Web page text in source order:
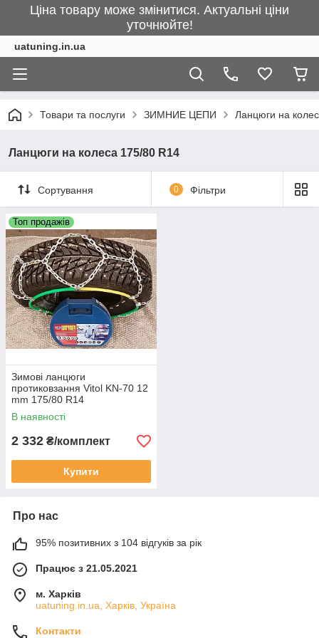
Ціна товару може змінитися. Актуальні ціни
уточнюйте!
uatuning.in.ua
Товари та послуги ЗИМНИЕ ЦЕПИ Ланцюги на
Ланцюги на колеса 175/80 R14
Сортування 0 Фільтри
Топ продажів
Зимові ланцюги
протиковзання Vitol KN-70 12
mm 175/80 R14
В наявності
2 332 ₴/комплект
Купити
Про нас
95% позитивних з 104 відгуків за рік
Працює з 21.05.2021
м. Харків
uatuning.in.ua, Харків, Україна
Контакти